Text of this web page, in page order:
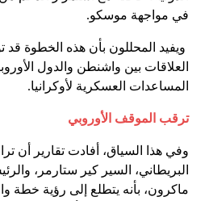
في مواجهة موسكو.
ويفيد المحللون بأن هذه الخطوة قد
العلاقات بين واشنطن والدول
المساعدات العسكرية لأوكرانيا.
ترقب الموقف الأوروبي
وفي هذا السياق، أفادت تقارير أن
البريطاني، السير كير ستارمر،
ماكرون، بأنه يتطلع إلى رؤية خطة